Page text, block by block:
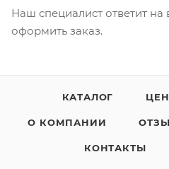
Наш специалист ответит
оформить заказ.
КАТАЛОГ
О КОМПАНИИ
КОНТАКТЫ